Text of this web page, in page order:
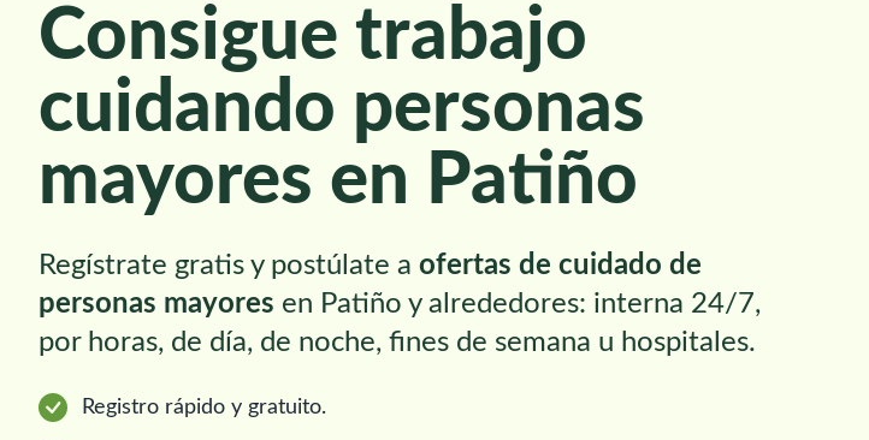
Consigue trabajo
cuidando personas
mayores en Patiño
Regístrate gratis y postúlate a ofertas de cuidado de
personas mayores en Patiño y alrededores: interna 24/7,
por horas, de día, de noche, fines de semana u hospitales.
Registro rápido y gratuito.